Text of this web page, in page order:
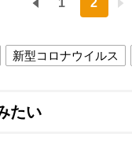
1 2
新型コロナウイルス
たい